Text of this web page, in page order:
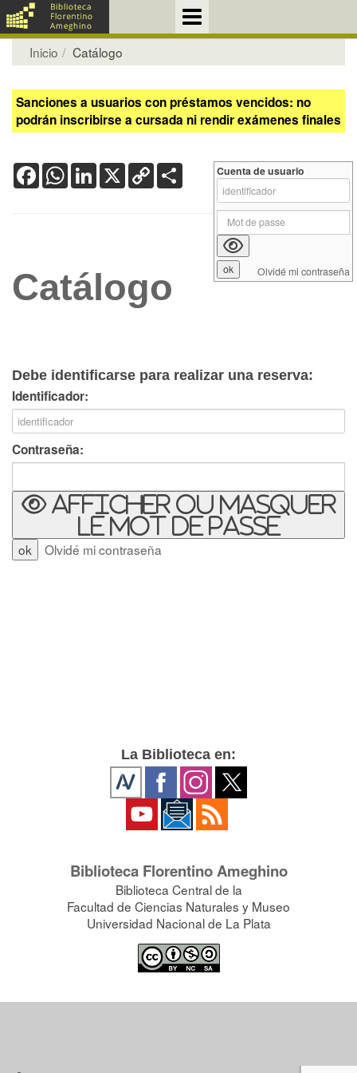
Inicio Catálogo
Sanciones a usuarios con préstamos vencidos: no
podrán inscribirse a cursada ni rendir exámenes finales
FacebookWhatsApp
LinkedIn
X Copy
Link
Catálogo
Debe identificarse para realizar una reserva:
Identificador:
Contraseña:
Afficher ou masquer
le mot de passe
Olvidé mi contraseña
Cuenta de usuario
Olvidé mi contraseña
La Biblioteca en:
Biblioteca Florentino Ameghino
Biblioteca Central de la
Facultad de Ciencias Naturales y Museo
Universidad Nacional de La Plata